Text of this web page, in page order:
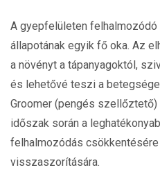
A gyepfelületen
állapotának egyik fő oka. Az
a növényt a tápanyagoktól,
és lehetővé teszi a
Groomer (pengés
időszak során a
felhalmozódás
visszaszorítására.